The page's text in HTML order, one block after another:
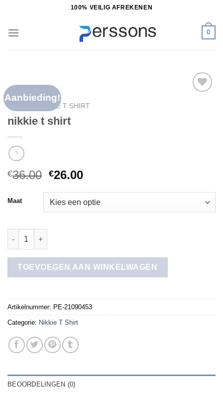
inhoud
100% VEILIG AFREKENEN
0
Aanbieding!
HOME NIKKIE T SHIRT
nikkie t shirt
€36.00 €26.00
Maat
nikkie t shirt aantal
TOEVOEGEN AAN WINKELWAGEN
Artikelnummer: PE-21090453
Categorie: Nikkie T Shirt
BEOORDELINGEN (0)